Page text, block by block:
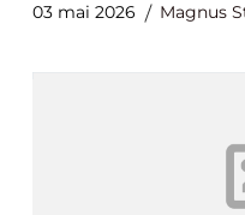
03 mai 2026 Magnus